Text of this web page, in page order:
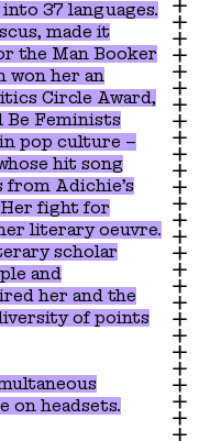
37 languages.
made it
the Man Booker
won her an
Circle Award,
Be Feminists
pop culture –
hit song
from Adichie’s
Her fight for
literary oeuvre.
scholar
and
her and the
of points
on headsets.